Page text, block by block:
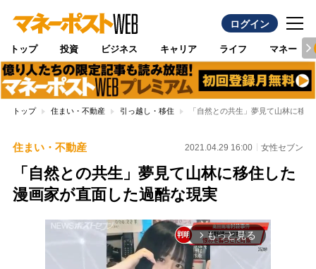
ログイン
トップ 投資 ビジネス キャリア ライフ マネー
トップ 住まい・不動産 引っ越し・移住 「自然との共生」夢見て山林に移
住まい・不動産 2021.04.29 16:00 女性セブン
「自然との共生」夢見て山林に移住した
漫画家が直面した過酷な現実
arrow_forward_ios もっと見る